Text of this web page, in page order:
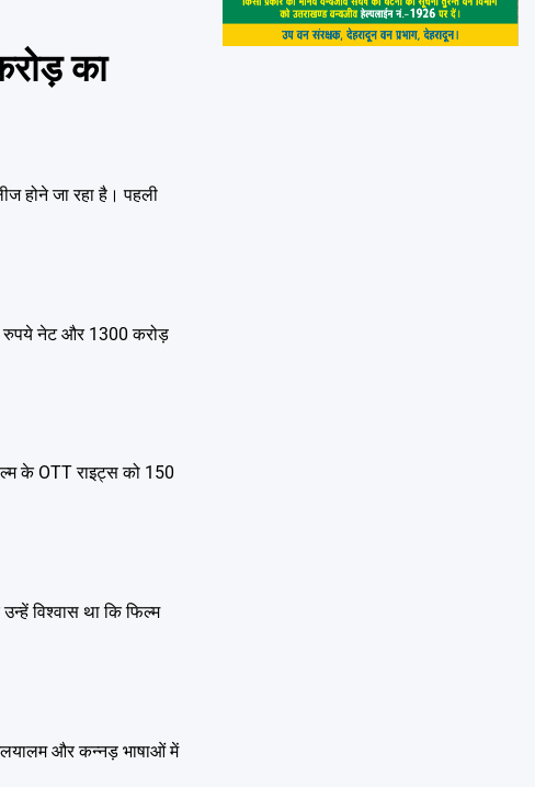
का
होने जा रहा है। पहली
रुपये नेट और 1300 करोड़
के OTT राइट्स को 150
विश्वास था कि फिल्म
और कन्नड़ भाषाओं में